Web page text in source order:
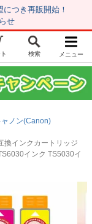
つき再販開始！
せ
マイページ
お気に入り
ビュー履歴
検索 メニュー
ャノン(Canon)
換インクカートリッジ
インク TS5030イ